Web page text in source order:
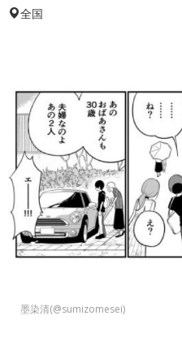
全国
墨染清(@sumizomesei)